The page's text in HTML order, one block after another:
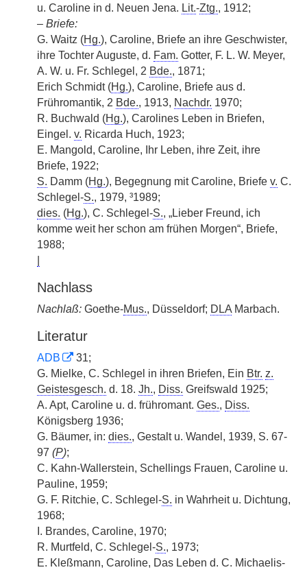
u. Caroline in d. Neuen Jena. Lit.-Ztg., 1912;
– Briefe:
G. Waitz (Hg.), Caroline, Briefe an ihre Geschwister,
ihre Tochter Auguste, d. Fam. Gotter, F. L. W. Meyer,
A. W. u. Fr. Schlegel, 2 Bde., 1871;
Erich Schmidt (Hg.), Caroline, Briefe aus d.
Frühromantik, 2 Bde., 1913, Nachdr. 1970;
R. Buchwald (Hg.), Carolines Leben in Briefen,
Eingel. v. Ricarda Huch, 1923;
E. Mangold, Caroline, Ihr Leben, ihre Zeit, ihre
Briefe, 1922;
S. Damm (Hg.), Begegnung mit Caroline, Briefe v. C.
Schlegel-S., 1979, ³1989;
dies. (Hg.), C. Schlegel-S., „Lieber Freund, ich
komme weit her schon am frühen Morgen“, Briefe,
1988;
Nachlass
Nachlaß: Goethe-Mus., Düsseldorf; DLA Marbach.
Literatur
ADB
31;
G. Mielke, C. Schlegel in ihren Briefen, Ein Btr. z.
Geistesgesch. d. 18. Jh., Diss. Greifswald 1925;
A. Apt, Caroline u. d. frühromant. Ges., Diss.
Königsberg 1936;
G. Bäumer, in: dies., Gestalt u. Wandel, 1939, S. 67-
97 (P);
C. Kahn-Wallerstein, Schellings Frauen, Caroline u.
Pauline, 1959;
G. F. Ritchie, C. Schlegel-S. in Wahrheit u. Dichtung,
1968;
I. Brandes, Caroline, 1970;
R. Murtfeld, C. Schlegel-S., 1973;
E. Kleßmann, Caroline, Das Leben d. C. Michaelis-